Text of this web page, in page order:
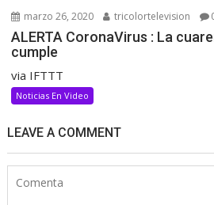
marzo 26, 2020 tricolortelevision
ALERTA CoronaVirus : La
cumple
via IFTTT
Noticias En Video
LEAVE A COMMENT